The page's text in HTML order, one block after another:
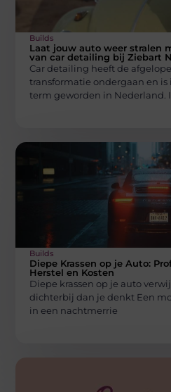
Builds
Laat jouw auto weer stralen
van car detailing bij Ziebart
Car detailing heeft de
transformatie ondergaan en
term geworden in Nederland.
Builds
Diepe Krassen op je Auto:
Herstel en Kosten
Diepe krassen op je auto
dichterbij dan je denkt Een
in een nachtmerrie